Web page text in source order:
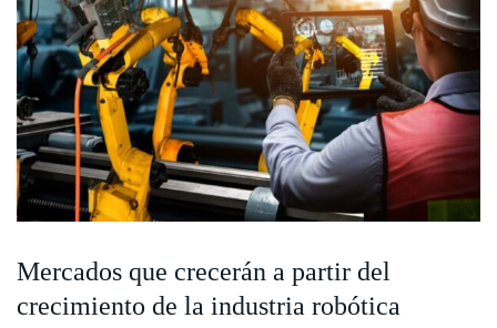
Mercados que crecerán a partir del
crecimiento de la industria robótica